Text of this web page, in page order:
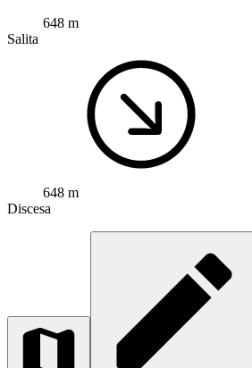
648 m
Salita
648 m
Discesa